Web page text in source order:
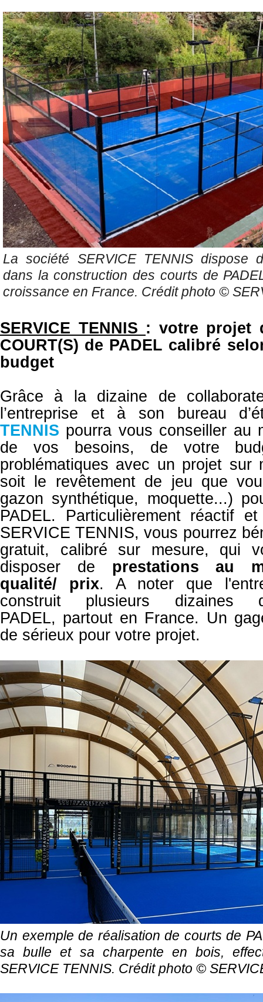
La société SERVICE TENNIS dispose
dans la construction des courts de
croissance en France. Crédit photo ©
SERVICE TENNIS : votre projet
COURT(S) de PADEL calibré
budget
Grâce à la dizaine de
l’entreprise et à son bureau
TENNIS pourra vous conseiller au
de vos besoins, de votre
problématiques avec un projet sur
soit le revêtement de jeu que
gazon synthétique, moquette...)
PADEL. Particulièrement réactif
SERVICE TENNIS, vous pourrez
gratuit, calibré sur mesure, qui
disposer de prestations
au
qualité/ prix. A noter que
construit plusieurs
PADEL, partout en France. Un
de sérieux pour votre projet.
Un exemple de réalisation de courts de
sa bulle et sa charpente en bois,
SERVICE TENNIS. Crédit photo ©